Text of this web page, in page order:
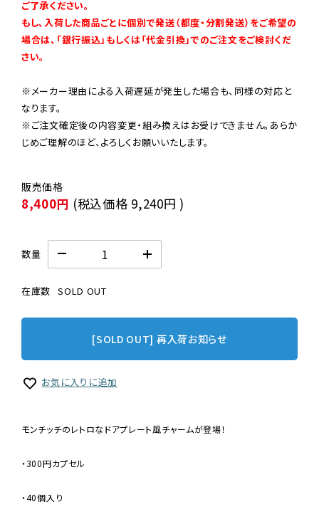
ご了承ください。
もし、入荷した商品ごとに個別で発送（都度・分割発送）をご希望の
場合は、「銀行振込」もしくは「代金引換」でのご注文をご検討くだ
さい。
※メーカー理由による入荷遅延が発生した場合も、同様の対応と
なります。
※ご注文確定後の内容変更・組み換えはお受けできません。あらか
じめご理解のほど、よろしくお願いいたします。
8,400円 (税込価格 9,240円 )
数量
在庫数 SOLD OUT
[SOLD OUT] 再入荷お知らせ
お気に入りに追加
モンチッチのレトロなドアプレート風チャームが登場！
・300円カプセル
・40個入り